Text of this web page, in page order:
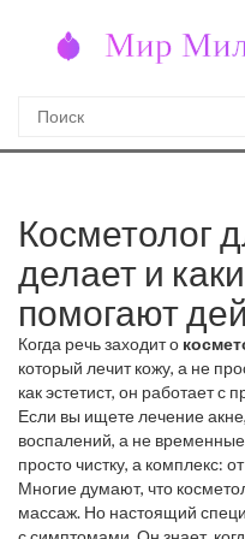
Косметолог
делает и
помогают
Когда речь заходит о
который лечит кожу, а не
какэстетист, он работает с
от дорогих кремов —
воспалениями.Это не
Это тот, кто разбирается в
прыщи, почему пигментные
кожа реагирует на лазер,
Если вы ищете лечение акне,
воспалений, а не
просто чистку, а комплекс:
мезотерапии. Если вас
участки, которые не
Многие думают, что
массаж. Но настоящий